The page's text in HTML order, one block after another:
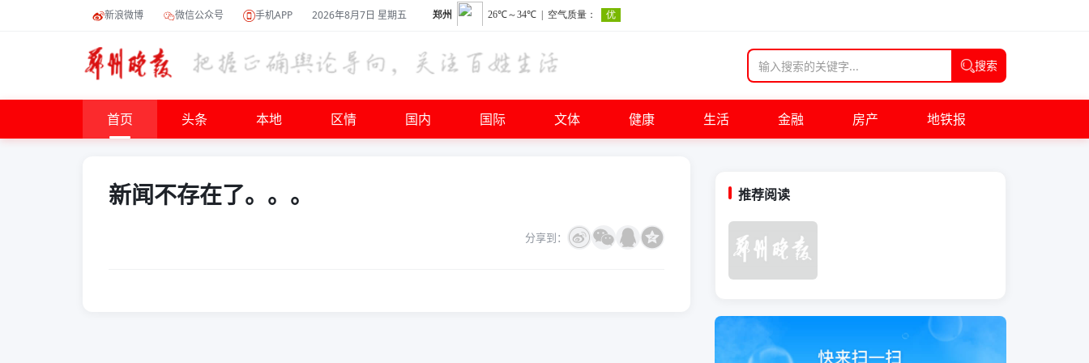
新浪微博 微信公众号 手机APP 2026年8月7日 星期五
搜索
首页 头条 本地 区情 国内 国际 文体 健康 生活 金融 房产 地铁报
新闻不存在了。。。
分享到：
推荐阅读